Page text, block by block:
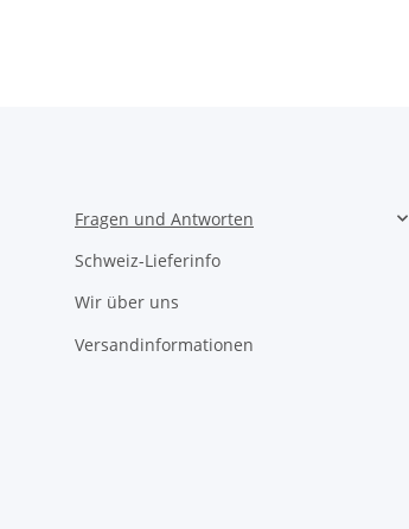
Fragen und Antworten
Schweiz-Lieferinfo
Wir über uns
Versandinformationen